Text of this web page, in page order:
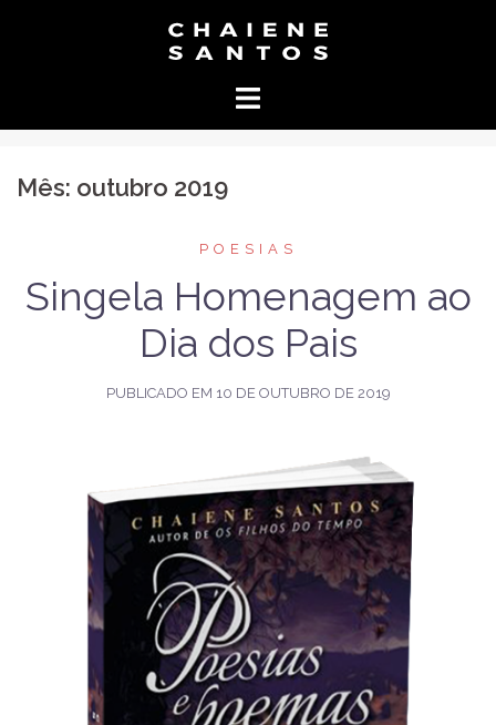
Mês: outubro 2019
POESIAS
Singela Homenagem ao
Dia dos Pais
PUBLICADO EM 10 DE OUTUBRO DE 2019